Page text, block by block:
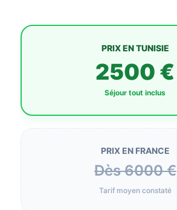
PRIX EN FRANCE
Dès 6000 €
Tarif moyen constaté
PRIX EN TUNISIE
2500 €
Séjour tout inclus